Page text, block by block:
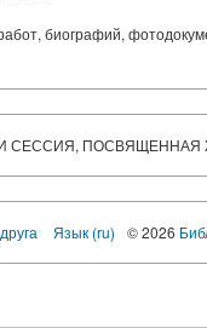
биографий,
СЕССИЯ, ПОСВЯЩЕННАЯ
Язык (ru) © 2026